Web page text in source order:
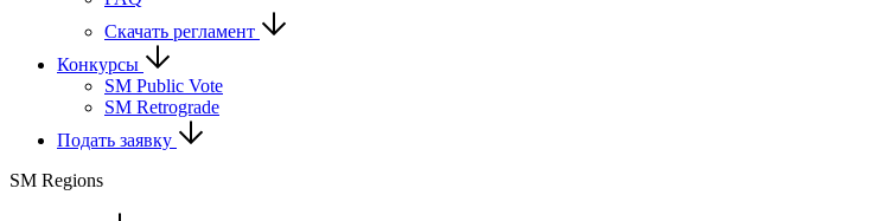
Скачать регламент
Конкурсы
SM Public Vote
SM Retrograde
Подать заявку
SM Regions